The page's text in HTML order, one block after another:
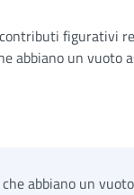
figurativi
abbiano un vuoto
abbiano un